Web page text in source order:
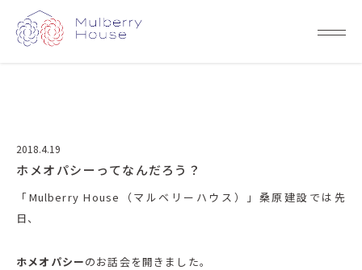
2018.4.19
ホメオパシーってなんだろう？
「Mulberry House（マルベリーハウス）」桑原建設では先
日、
ホメオパシーのお話会を開きました。